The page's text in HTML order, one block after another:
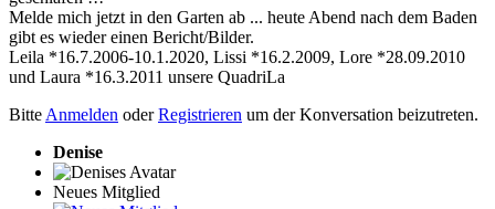
Melde mich jetzt in den Garten ab ... heute Abend nach dem Baden
gibt es wieder einen Bericht/Bilder.
Leila *16.7.2006-10.1.2020, Lissi *16.2.2009, Lore *28.09.2010
und Laura *16.3.2011 unsere QuadriLa
Bitte Anmelden oderRegistrieren um der Konversation beizutreten.
Denise
Neues Mitglied